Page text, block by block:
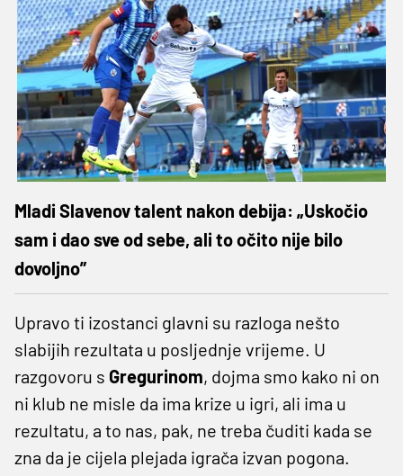
Mladi Slavenov talent nakon debija: „Uskočio
sam i dao sve od sebe, ali to očito nije bilo
dovoljno”
Upravo ti izostanci glavni su razloga nešto
slabijih rezultata u posljednje vrijeme. U
razgovoru s Gregurinom, dojma smo kako ni on
ni klub ne misle da ima krize u igri, ali ima u
rezultatu, a to nas, pak, ne treba čuditi kada se
zna da je cijela plejada igrača izvan pogona.